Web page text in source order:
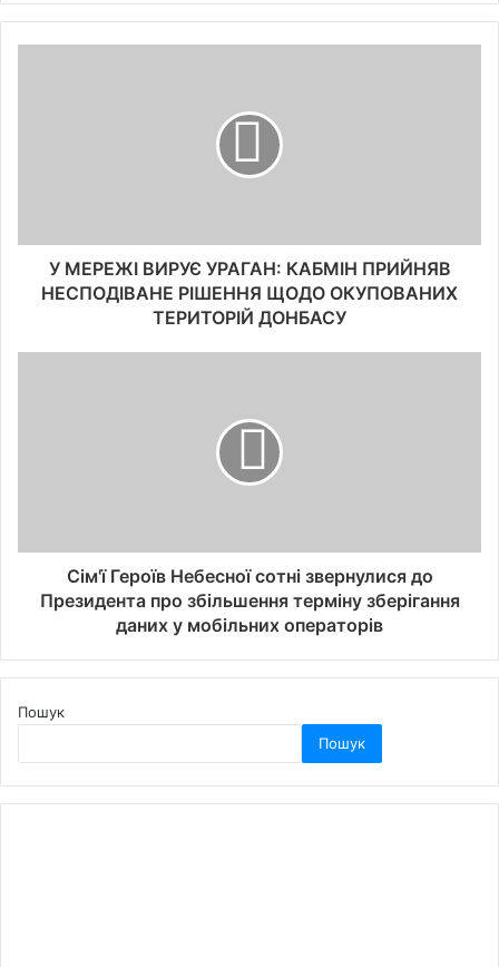
У МЕРЕЖІ ВИРУЄ УРАГАН: КАБМІН ПРИЙНЯВ
НЕСПОДІВАНЕ РІШЕННЯ ЩОДО ОКУПОВАНИХ
ТЕРИТОРІЙ ДОНБАСУ
Сім'ї Героїв Небесної сотні звернулися до
Президента про збільшення терміну зберігання
даних у мобільних операторів
Пошук
Пошук